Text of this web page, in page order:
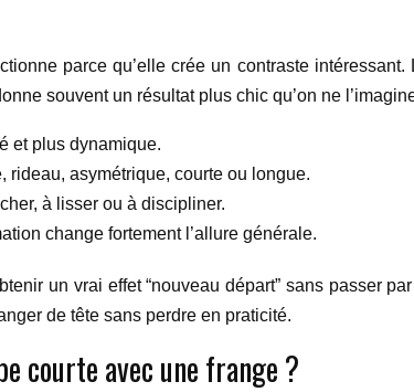
parce qu’elle crée un contraste
souvent un résultat plus chic qu’on ne
et plus dynamique.
rideau, asymétrique, courte ou longue.
à lisser ou à discipliner.
change fortement l’allure générale.
un vrai effet “nouveau départ” sans passer
de tête sans perdre en praticité.
courte avec une frange ?